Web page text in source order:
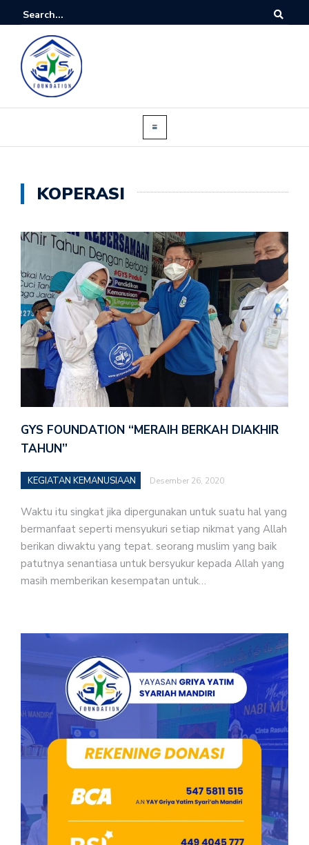
KOPERASI
GYS FOUNDATION “MERAIH BERKAH DIAKHIR
TAHUN”
KEGIATAN KEMANUSIAAN Desember 26, 2020
Waktu itu singkat jika dipergunakan untuk suatu hal yang
bermanfaat seperti mensyukuri setiap nikmat yang Allah
berikan diwaktu yang tepat. seorang muslim yang baik
patutnya senantiasa untuk bersyukur kepada Allah yang
masih memberikan kesempatan untuk…